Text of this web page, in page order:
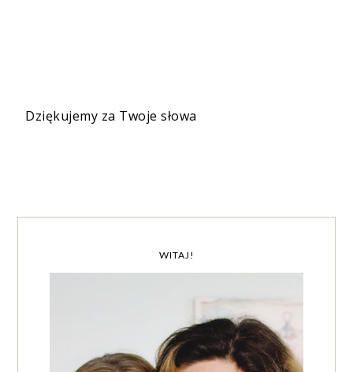
Dziękujemy za Twoje słowa
WITAJ!